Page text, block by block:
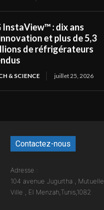
InstaView™ : dix ans
et plus de 5,3
de réfrigérateurs
& SCIENCE juillet 25, 2026
Contactez-nous
Adresse :
104 avenue Jugurtha , Mutuelle
Ville , El Menzah,Tunis,1082